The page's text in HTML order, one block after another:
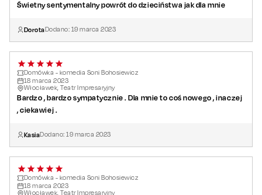
Świetny sentymentalny powrót do dzieciństwa jak dla mnie
DorotaDodano: 19 marca 2023
Domówka - komedia Soni Bohosiewicz
18 marca 2023
Włocławek, Teatr Impresaryjny
Bardzo , bardzo sympatycznie . Dla mnie to coś nowego , inaczej
, ciekawiej .
KasiaDodano:19 marca 2023
Domówka - komedia Soni Bohosiewicz
18 marca 2023
Włocławek, Teatr Impresaryjny